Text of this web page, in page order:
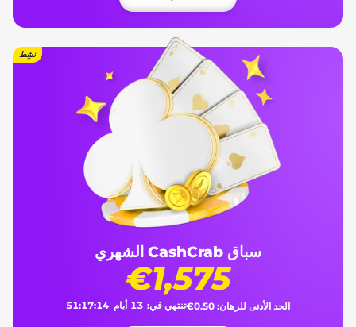
نشِط
سباق CashCrab الشهري
€1,575
الحد الأدنى للرهان: €0.50تنتهي في: 13 أيام 14
:
17
:
51